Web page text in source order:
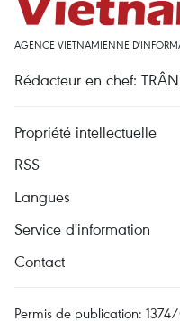
AGENCE VIETNAMIENNE
Rédacteur en chef:
Propriété intellectuelle
RSS
Langues
Service d'information
Contact
Permis de publication: